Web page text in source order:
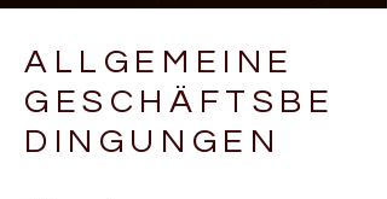
ALLGEMEINE
GESCHÄFTSBE
DINGUNGEN​